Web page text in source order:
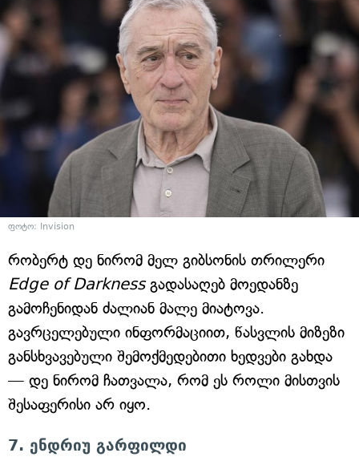
ფოტო: Invision
რობერტ დე ნირომ მელ გიბსონის თრილერი
Edge of Darknessგადასაღებ მოედანზე
გამოჩენიდან ძალიან მალე მიატოვა.
გავრცელებული ინფორმაციით, წასვლის მიზეზი
განსხვავებული შემოქმედებითი ხედვები გახდა
— დე ნირომ ჩათვალა, რომ ეს როლი მისთვის
შესაფერისი არ იყო.
7. ენდრიუ გარფილდი